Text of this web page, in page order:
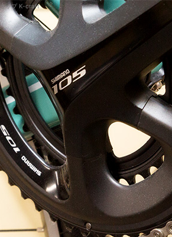
ップ K-craft